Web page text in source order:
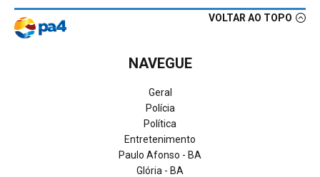
VOLTAR AO TOPO
NAVEGUE
Geral
Polícia
Política
Entretenimento
Paulo Afonso - BA
Glória - BA